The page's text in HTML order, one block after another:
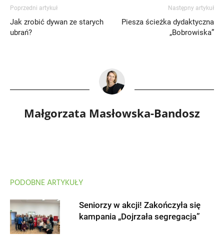
Poprzedni artykuł
Jak zrobić dywan ze starych
ubrań?
Następny artykuł
Piesza ścieżka dydaktyczna
„Bobrowiska”
Małgorzata Masłowska-Bandosz
PODOBNE ARTYKUŁY
Seniorzy w akcji! Zakończyła się
kampania „Dojrzała segregacja”